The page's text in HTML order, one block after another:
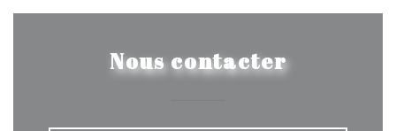
Nous contacter